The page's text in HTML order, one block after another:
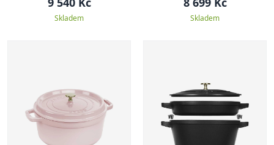
Skladem Skladem